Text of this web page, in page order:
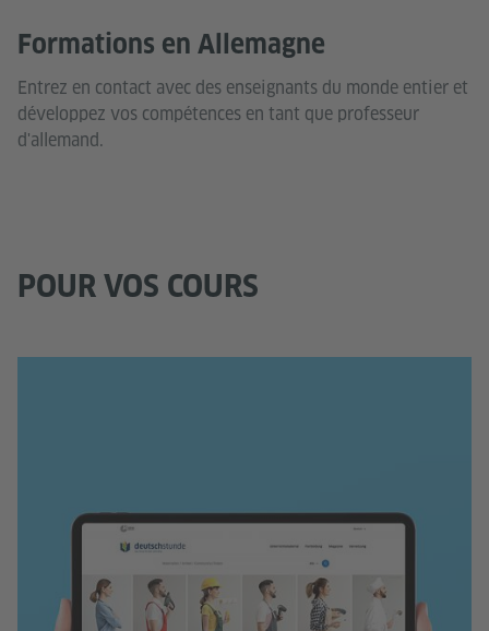
Formations en Allemagne
Entrez en contact avec des enseignants du monde entier et
développez vos compétences en tant que professeur
d'allemand.
POUR VOS COURS